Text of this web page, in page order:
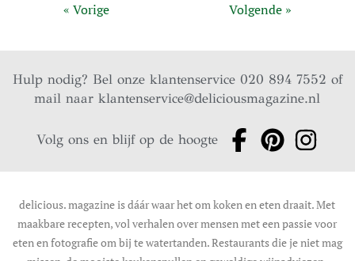
« Vorige Volgende »
Hulp nodig? Bel onze klantenservice 020 894 7552 of
mail naarklantenservice@deliciousmagazine.nl
Volg ons en blijf op de hoogte
delicious. magazine is dáár waar het om koken en eten draait. Met
maakbare recepten, vol verhalen over mensen met een passie voor
eten en fotografie om bij te watertanden. Restaurants die je niet mag